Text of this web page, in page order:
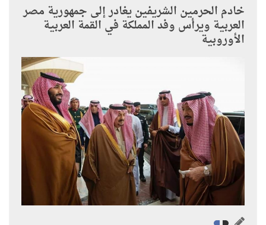
خادم الحرمين الشريفين يغادر إلى جمهورية مصر
العربية ويرأس وفد المملكة في القمة العربية
الأوروبية